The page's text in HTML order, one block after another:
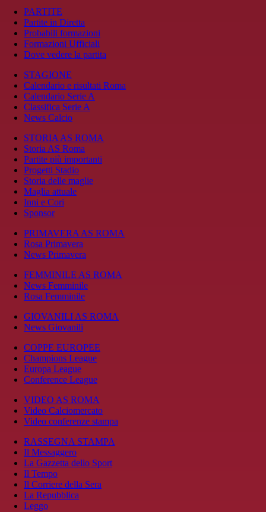
PARTITE
Partite in Diretta
Probabili formazioni
Formazioni Ufficiali
Dove vedere la partita
STAGIONE
Calendario e risultati Roma
Calendario Serie A
Classifica Serie A
News Calcio
STORIA AS ROMA
Storia AS Roma
Partite più importanti
Progetti Stadio
Storia delle maglie
Maglia attuale
Inni e Cori
Sponsor
PRIMAVERA AS ROMA
Rosa Primavera
News Primavera
FEMMINILE AS ROMA
News Femminile
Rosa Femminile
GIOVANILI AS ROMA
News Giovanili
COPPE EUROPEE
Champions League
Europa League
Conference League
VIDEO AS ROMA
Video Calciomercato
Video conferenze stampa
RASSEGNA STAMPA
Il Messaggero
La Gazzetta dello Sport
Il Tempo
Il Corriere della Sera
La Repubblica
Leggo